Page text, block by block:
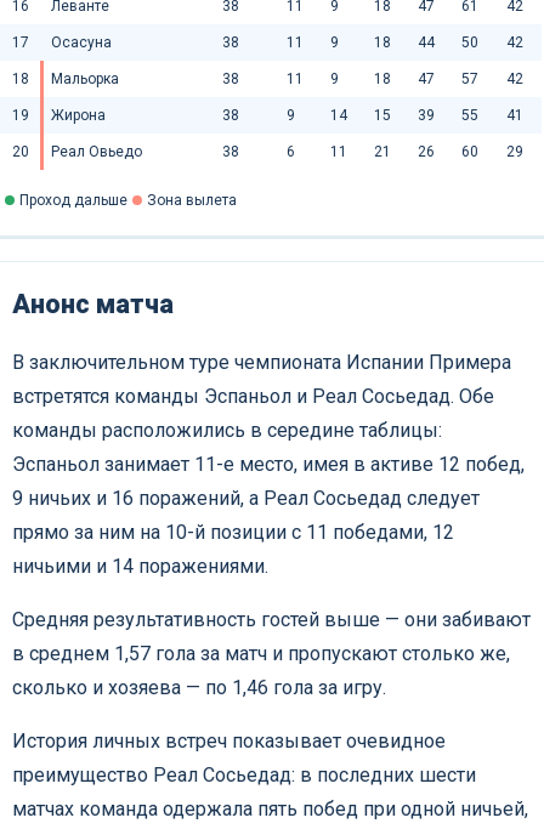
16 Леванте 38 11 9 18 47 61 42
17 Осасуна 38 11 9 18 44 50 42
18 Мальорка 38 11 9 18 47 57 42
19 Жирона 38 9 14 15 39 55 41
20 Реал Овьедо 38 6 11 21 26 60 29
Проход дальше Зона вылета
Анонс матча
В заключительном туре чемпионата Испании Примера
встретятся команды Эспаньол и Реал Сосьедад. Обе
команды расположились в середине таблицы:
Эспаньол занимает 11-е место, имея в активе 12 побед,
9 ничьих и 16 поражений, а Реал Сосьедад следует
прямо за ним на 10-й позиции с 11 победами, 12
ничьими и 14 поражениями.
Средняя результативность гостей выше — они забивают
в среднем 1,57 гола за матч и пропускают столько же,
сколько и хозяева — по 1,46 гола за игру.
История личных встреч показывает очевидное
преимущество Реал Сосьедад: в последних шести
матчах команда одержала пять побед при одной ничьей,